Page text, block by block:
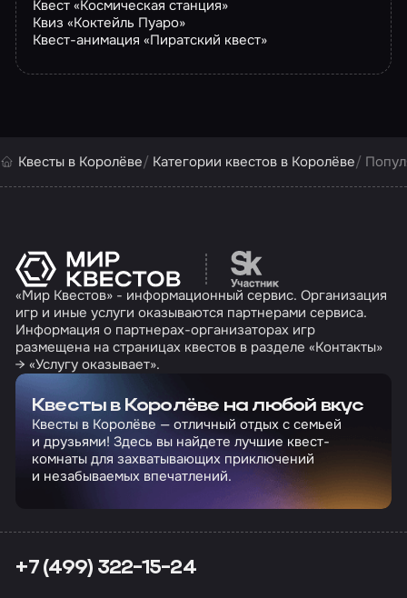
Квест «Космическая станция»
Квиз «Коктейль Пуаро»
Квест-анимация «Пиратский квест»
Квесты в Королёве Категории квестов в Королёве
Перейти на сайт
«Мир Квестов» - информационный сервис. Организация
игр и иные услуги оказываются партнерами сервиса.
Информация о партнерах-организаторах игр
размещена на страницах квестов в разделе «Контакты»
→ «Услугу оказывает».
Квесты в Королёве на любой вкус
Квесты в Королёве — отличный отдых с семьей
и друзьями! Здесь вы найдете лучшие квест-
комнаты для захватывающих приключений
и незабываемых впечатлений.
+7 (499) 322-15-24